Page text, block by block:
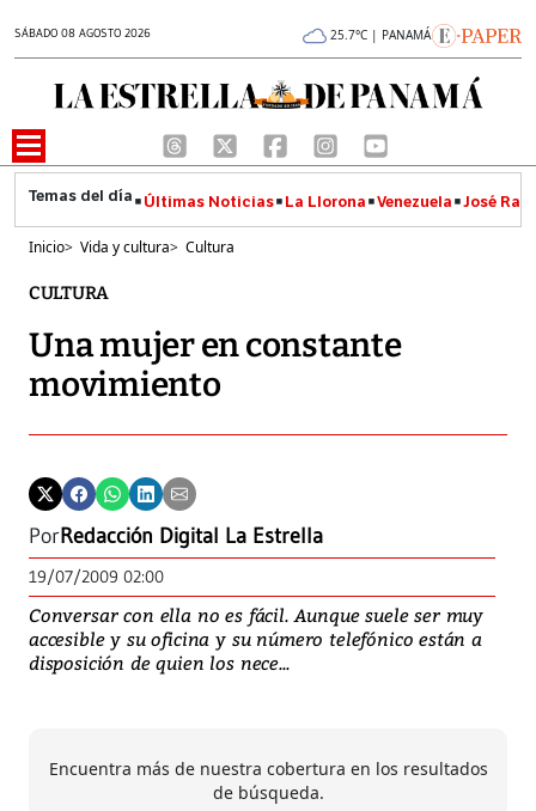
SÁBADO 08 AGOSTO 2026 25.7°C | PANAMÁ
Últimas Noticias La Llorona Venezuela José
Inicio> Vida y cultura> Cultura
CULTURA
Una mujer en constante
movimiento
PorRedacción Digital La Estrella
19/07/2009 02:00
Conversar con ella no es fácil. Aunque suele ser muy
accesible y su oficina y su número telefónico están a
disposición de quien los nece...
Encuentra más de nuestra cobertura en los resultados
de búsqueda.